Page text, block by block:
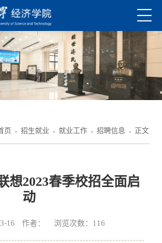
页 - 招生就业- 就业工作- 招聘信息 - 正文
想2023春季校招全面启
动
16 作者： 浏览次数： 116